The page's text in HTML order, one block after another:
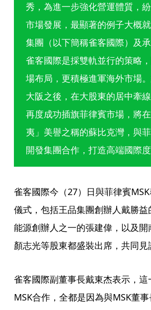
秀，為進一步強化營運體質，
市場發展，最顯著的例子大概
集團（以下簡稱雀客國際）及
雀客國際是採雙軌並行的策略
場布局，更積極進軍海外市場
大阪之後，在大股東的居中牽
再度成功插旗菲律賓市場，將
夷」美譽之稱的蘇比克灣，與
開發集團合作，打造高端國際度
雀客國際今（27）日與菲律賓
儀式，包括王品集團創辦人戴勝
能源創辦人之一的張建偉，以及
顏志光等股東都盛裝出席，共同
雀客國際副董事長戴東杰表示，
MSK合作，全都是因為與MSK董